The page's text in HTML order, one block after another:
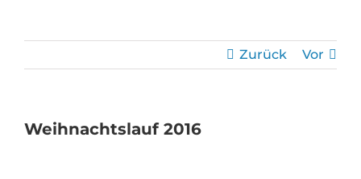
Zurück Vor
Weihnachtslauf 2016